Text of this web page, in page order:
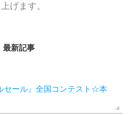
上げます。
最新記事
セール』全国コンテスト☆本